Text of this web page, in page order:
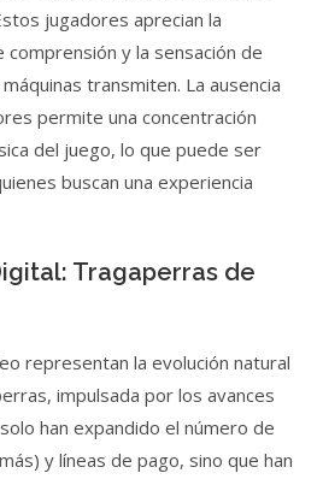
jugadores aprecian la
comprensión y la sensación de
transmiten. La ausencia
permite una concentración
del juego, lo que puede ser
buscan una experiencia
Tragaperras de
representan la evolución natural
impulsada por los avances
han expandido el número de
y líneas de pago, sino que han